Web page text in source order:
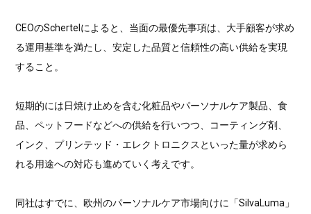
CEOのSchertelによると、当面の最優先事項は、大手顧客が求め
る運用基準を満たし、安定した品質と信頼性の高い供給を実現
すること。
短期的には日焼け止めを含む化粧品やパーソナルケア製品、食
品、ペットフードなどへの供給を行いつつ、コーティング剤、
インク、プリンテッド・エレクトロニクスといった量が求めら
れる用途への対応も進めていく考えです。
同社はすでに、欧州のパーソナルケア市場向けに「SilvaLuma」